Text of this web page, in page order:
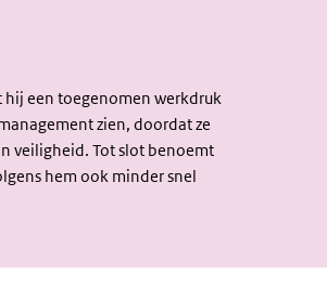
hij een toegenomen werkdruk
zien, doordat ze
veiligheid. Tot slot benoemt
hem ook minder snel